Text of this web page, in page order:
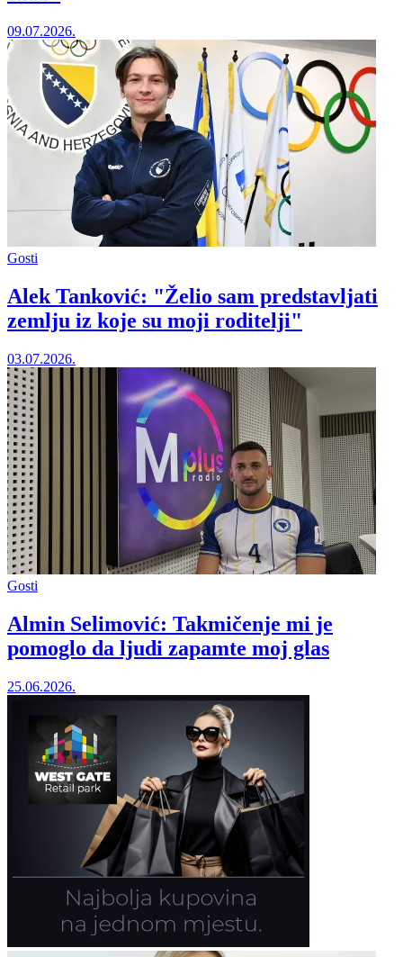
09.07.2026.
Gosti
Alek Tanković: "Želio sam predstavljati
zemlju iz koje su moji roditelji"
03.07.2026.
Gosti
Almin Selimović: Takmičenje mi je
pomoglo da ljudi zapamte moj glas
25.06.2026.